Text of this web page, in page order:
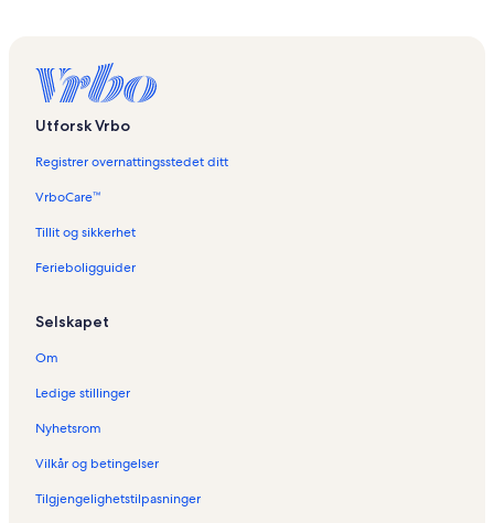
Utforsk Vrbo
Registrer overnattingsstedet ditt
VrboCare™
Tillit og sikkerhet
Ferieboligguider
Selskapet
Om
Ledige stillinger
Nyhetsrom
Vilkår og betingelser
Tilgjengelighetstilpasninger